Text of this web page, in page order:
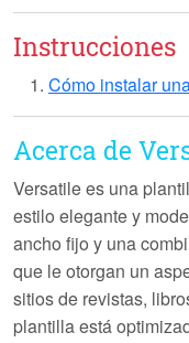
Instrucciones
Cómo instalar
Acerca de
Versatile es una
estilo elegante y
ancho fijo y una
que le otorgan un
sitios de revistas,
plantilla está